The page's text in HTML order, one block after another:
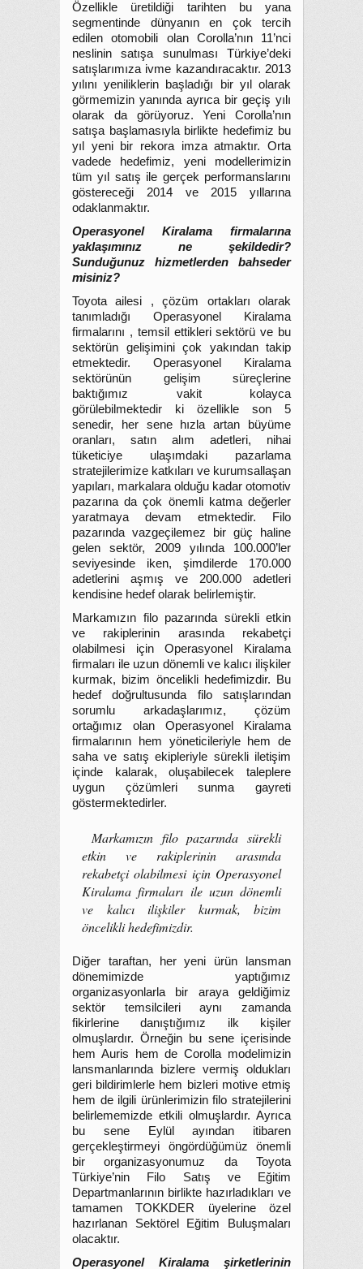
Özellikle üretildiği tarihten bu yana
segmentinde dünyanın en çok tercih
edilen otomobili olan Corolla’nın 11’nci
neslinin satışa sunulması Türkiye’deki
satışlarımıza ivme kazandıracaktır. 2013
yılını yeniliklerin başladığı bir yıl olarak
görmemizin yanında ayrıca bir geçiş yılı
olarak da görüyoruz. Yeni Corolla’nın
satışa başlamasıyla birlikte hedefimiz bu
yıl yeni bir rekora imza atmaktır. Orta
vadede hedefimiz, yeni modellerimizin
tüm yıl satış ile gerçek performanslarını
göstereceği 2014 ve 2015 yıllarına
odaklanmaktır.
Operasyonel Kiralama firmalarına
yaklaşımınız ne şekildedir?
Sunduğunuz hizmetlerden bahseder
misiniz?
Toyota ailesi , çözüm ortakları olarak
tanımladığı Operasyonel Kiralama
firmalarını , temsil ettikleri sektörü ve bu
sektörün gelişimini çok yakından takip
etmektedir. Operasyonel Kiralama
sektörünün gelişim süreçlerine
baktığımız vakit kolayca
görülebilmektedir ki özellikle son 5
senedir, her sene hızla artan büyüme
oranları, satın alım adetleri, nihai
tüketiciye ulaşımdaki pazarlama
stratejilerimize katkıları ve kurumsallaşan
yapıları, markalara olduğu kadar otomotiv
pazarına da çok önemli katma değerler
yaratmaya devam etmektedir. Filo
pazarında vazgeçilemez bir güç haline
gelen sektör, 2009 yılında 100.000’ler
seviyesinde iken, şimdilerde 170.000
adetlerini aşmış ve 200.000 adetleri
kendisine hedef olarak belirlemiştir.
Markamızın filo pazarında sürekli etkin
ve rakiplerinin arasında rekabetçi
olabilmesi için Operasyonel Kiralama
firmaları ile uzun dönemli ve kalıcı ilişkiler
kurmak, bizim öncelikli hedefimizdir. Bu
hedef doğrultusunda filo satışlarından
sorumlu arkadaşlarımız, çözüm
ortağımız olan Operasyonel Kiralama
firmalarının hem yöneticileriyle hem de
saha ve satış ekipleriyle sürekli iletişim
içinde kalarak, oluşabilecek taleplere
uygun çözümleri sunma gayreti
göstermektedirler.
Markamızın filo pazarında sürekli
etkin ve rakiplerinin arasında
rekabetçi olabilmesi için Operasyonel
Kiralama firmaları ile uzun dönemli
ve kalıcı ilişkiler kurmak, bizim
öncelikli hedefimizdir.
Diğer taraftan, her yeni ürün lansman
dönemimizde yaptığımız
organizasyonlarla bir araya geldiğimiz
sektör temsilcileri aynı zamanda
fikirlerine danıştığımız ilk kişiler
olmuşlardır. Örneğin bu sene içerisinde
hem Auris hem de Corolla modelimizin
lansmanlarında bizlere vermiş oldukları
geri bildirimlerle hem bizleri motive etmiş
hem de ilgili ürünlerimizin filo stratejilerini
belirlememizde etkili olmuşlardır. Ayrıca
bu sene Eylül ayından itibaren
gerçekleştirmeyi öngördüğümüz önemli
bir organizasyonumuz da Toyota
Türkiye’nin Filo Satış ve Eğitim
Departmanlarının birlikte hazırladıkları ve
tamamen TOKKDER üyelerine özel
hazırlanan Sektörel Eğitim Buluşmaları
olacaktır.
Operasyonel Kiralama şirketlerinin